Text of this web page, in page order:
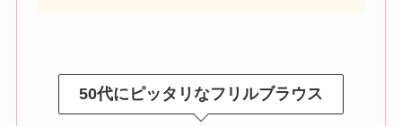
50代にピッタリなフリルブラウス